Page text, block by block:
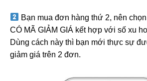
Bạn mua đơn hàng thứ 2, nên
CÓ MÃ GIẢM GIÁ kết hợp với số xu
Dùng cách này thì bạn mới thực sự
giảm giá trên 2 đơn.